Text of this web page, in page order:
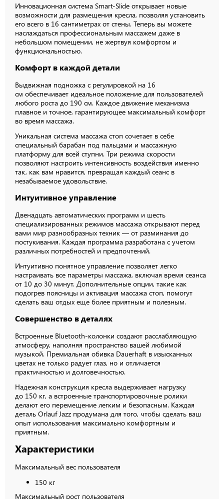
Инновационная система Smart-Slide открывает новые
возможности для размещения кресла, позволяя установить
его всего в 16 сантиметрах от стены. Теперь вы можете
наслаждаться профессиональным массажем даже в
небольшом помещении, не жертвуя комфортом и
функциональностью.
Комфорт в каждой детали
Выдвижная подножка с регулировкой на 16
см обеспечивает идеальное положение для пользователей
любого роста до 190 см. Каждое движение механизма
плавное и точное, гарантирующее максимальный комфорт
во время массажа.
Уникальная система массажа стоп сочетает в себе
специальный барабан под пальцами и массажную
платформу для всей ступни. Три режима скорости
позволяют настроить интенсивность воздействия именно
так, как вам нравится, превращая каждый сеанс в
незабываемое удовольствие.
Интуитивное управление
Двенадцать автоматических программ и шесть
специализированных режимов массажа открывают перед
вами мир разнообразных техник — от разминания до
постукивания. Каждая программа разработана с учетом
различных потребностей и предпочтений.
Интуитивно понятное управление позволяет легко
настраивать все параметры массажа, включая время сеанса
от 10 до 30 минут. Дополнительные опции, такие как
подогрев поясницы и активация массажа стоп, помогут
сделать ваш отдых еще более приятным и полезным.
Совершенство в деталях
Встроенные Bluetooth-колонки создают расслабляющую
атмосферу, наполняя пространство вашей любимой
музыкой. Премиальная обивка Dauerhaft в изысканных
цветах не только радует глаз, но и отличается
практичностью и долговечностью.
Надежная конструкция кресла выдерживает нагрузку
до 150 кг, а встроенные транспортировочные ролики
делают его перемещение легким и безопасным. Каждая
деталь Orlauf Jazz продумана для того, чтобы сделать ваш
опыт использования максимально комфортным и
приятным.
Характеристики
Максимальный вес пользователя
150 кг
Максимальный рост пользователя